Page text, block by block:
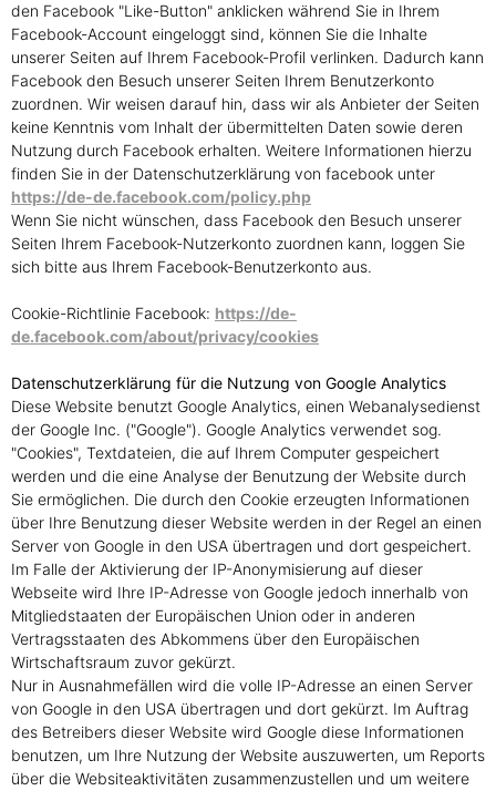
den Facebook "Like-Button" anklicken während Sie in Ihrem
Facebook-Account eingeloggt sind, können Sie die Inhalte
unserer Seiten auf Ihrem Facebook-Profil verlinken. Dadurch kann
Facebook den Besuch unserer Seiten Ihrem Benutzerkonto
zuordnen. Wir weisen darauf hin, dass wir als Anbieter der Seiten
keine Kenntnis vom Inhalt der übermittelten Daten sowie deren
Nutzung durch Facebook erhalten. Weitere Informationen hierzu
finden Sie in der Datenschutzerklärung von facebook unter
https://de-de.facebook.com/policy.php
Wenn Sie nicht wünschen, dass Facebook den Besuch unserer
Seiten Ihrem Facebook-Nutzerkonto zuordnen kann, loggen Sie
sich bitte aus Ihrem Facebook-Benutzerkonto aus.
Cookie-Richtlinie Facebook: https://de-
de.facebook.com/about/privacy/cookies
Datenschutzerklärung für die Nutzung von Google Analytics
Diese Website benutzt Google Analytics, einen Webanalysedienst
der Google Inc. ("Google"). Google Analytics verwendet sog.
"Cookies", Textdateien, die auf Ihrem Computer gespeichert
werden und die eine Analyse der Benutzung der Website durch
Sie ermöglichen. Die durch den Cookie erzeugten Informationen
über Ihre Benutzung dieser Website werden in der Regel an einen
Server von Google in den USA übertragen und dort gespeichert.
Im Falle der Aktivierung der IP-Anonymisierung auf dieser
Webseite wird Ihre IP-Adresse von Google jedoch innerhalb von
Mitgliedstaaten der Europäischen Union oder in anderen
Vertragsstaaten des Abkommens über den Europäischen
Wirtschaftsraum zuvor gekürzt.
Nur in Ausnahmefällen wird die volle IP-Adresse an einen Server
von Google in den USA übertragen und dort gekürzt. Im Auftrag
des Betreibers dieser Website wird Google diese Informationen
benutzen, um Ihre Nutzung der Website auszuwerten, um Reports
über die Websiteaktivitäten zusammenzustellen und um weitere